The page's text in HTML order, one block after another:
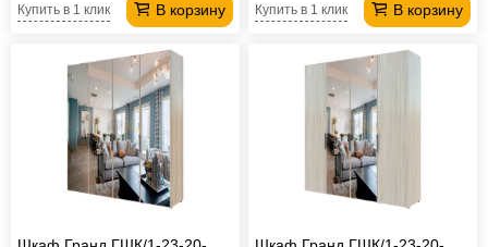
В корзину
Купить в 1 клик В корзину
Купить в 1 клик